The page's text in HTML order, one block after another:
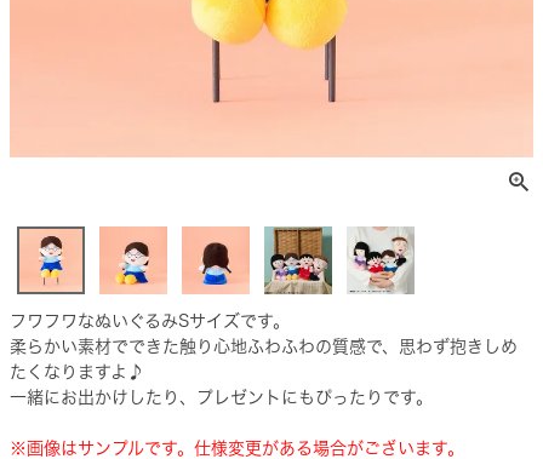
フワフワなぬいぐるみSサイズです。
柔らかい素材でできた触り心地ふわふわの質感で、思わず抱きしめ
たくなりますよ♪
一緒にお出かけしたり、プレゼントにもぴったりです。
※画像はサンプルです。仕様変更がある場合がございます。